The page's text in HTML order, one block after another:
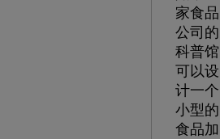
家食品
公司的
科普馆
可以设
计一个
小型的
食品加